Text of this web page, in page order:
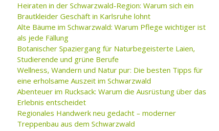
Heiraten in der Schwarzwald-Region: Warum sich ein
Brautkleider Geschäft in Karlsruhe lohnt
Alte Bäume im Schwarzwald: Warum Pflege wichtiger ist
als jede Fällung
Botanischer Spaziergang für Naturbegeisterte Laien,
Studierende und grüne Berufe
Wellness, Wandern und Natur pur: Die besten Tipps für
eine erholsame Auszeit im Schwarzwald
Abenteuer im Rucksack: Warum die Ausrüstung über das
Erlebnis entscheidet
Regionales Handwerk neu gedacht – moderner
Treppenbau aus dem Schwarzwald